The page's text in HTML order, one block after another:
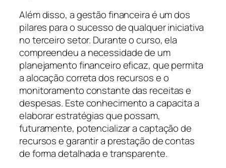
Além disso, a gestão financeira é um dos
pilares para o sucesso de qualquer iniciativa
no terceiro setor. Durante o curso, ela
compreendeu a necessidade de um
planejamento financeiro eficaz, que permita
a alocação correta dos recursos e o
monitoramento constante das receitas e
despesas. Este conhecimento a capacita a
elaborar estratégias que possam,
futuramente, potencializar a captação de
recursos e garantir a prestação de contas
de forma detalhada e transparente.